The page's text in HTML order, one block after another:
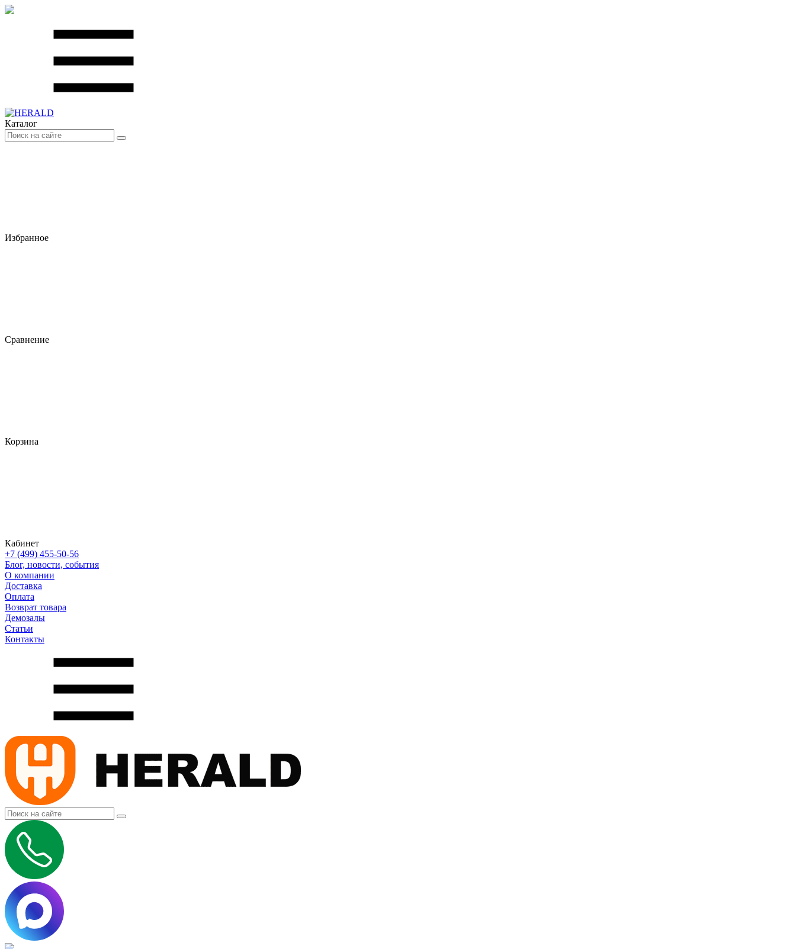
Каталог
Избранное
Сравнение
Корзина
Кабинет
+7 (499) 455-50-56
Блог, новости, события
О компании
Доставка
Оплата
Возврат товара
Демозалы
Статьи
Контакты